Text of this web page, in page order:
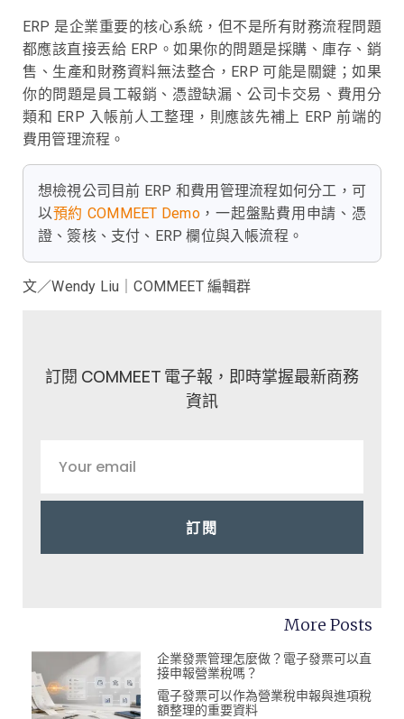
ERP 是企業重要的核心系統，但不是所有財務流程問題
都應該直接丟給 ERP。如果你的問題是採購、庫存、銷
售、生產和財務資料無法整合，ERP 可能是關鍵；如果
你的問題是員工報銷、憑證缺漏、公司卡交易、費用分
類和 ERP 入帳前人工整理，則應該先補上 ERP 前端的
費用管理流程。
想檢視公司目前 ERP 和費用管理流程如何分工，可
以預約 COMMEET Demo，一起盤點費用申請、憑
證、簽核、支付、ERP 欄位與入帳流程。
文／Wendy Liu｜COMMEET 編輯群
訂閱 COMMEET 電子報，即時掌握最新商務
資訊
訂閱
More Posts
企業發票管理怎麼做？電子發票可以直
接申報營業稅嗎？
電子發票可以作為營業稅申報與進項稅
額整理的重要資料